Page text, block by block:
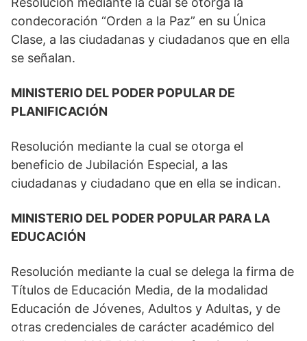
condecoración “Orden a la Paz” en su Única
Clase, a las ciudadanas y ciudadanos que en ella
se señalan.
MINISTERIO DEL PODER POPULAR DE
PLANIFICACIÓN
Resolución mediante la cual se otorga el
beneficio de Jubilación Especial, a las
ciudadanas y ciudadano que en ella se indican.
MINISTERIO DEL PODER POPULAR PARA LA
EDUCACIÓN
Resolución mediante la cual se delega la firma de
Títulos de Educación Media, de la modalidad
Educación de Jóvenes, Adultos y Adultas, y de
otras credenciales de carácter académico del